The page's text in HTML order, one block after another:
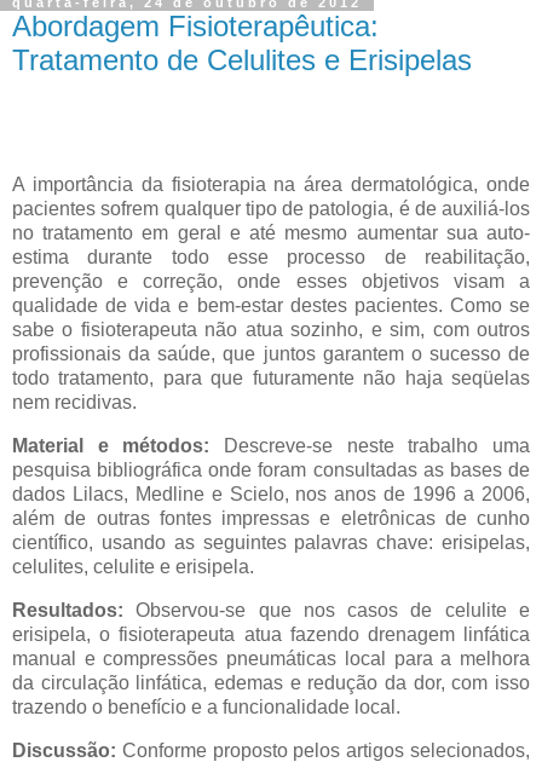
Abordagem Fisioterapêutica:
Tratamento de Celulites e Erisipelas
A importância da fisioterapia na área dermatológica, onde
pacientes sofrem qualquer tipo de patologia, é de auxiliá-los
no tratamento em geral e até mesmo aumentar sua auto-
estima durante todo esse processo de reabilitação,
prevenção e correção, onde esses objetivos visam a
qualidade de vida e bem-estar destes pacientes. Como se
sabe o fisioterapeuta não atua sozinho, e sim, com outros
profissionais da saúde, que juntos garantem o sucesso de
todo tratamento, para que futuramente não haja seqüelas
nem recidivas.
Material e métodos: Descreve-se neste trabalho uma
pesquisa bibliográfica onde foram consultadas as bases de
dados Lilacs, Medline e Scielo, nos anos de 1996 a 2006,
além de outras fontes impressas e eletrônicas de cunho
científico, usando as seguintes palavras chave: erisipelas,
celulites, celulite e erisipela.
Resultados: Observou-se que nos casos de celulite e
erisipela, o fisioterapeuta atua fazendo drenagem linfática
manual e compressões pneumáticas local para a melhora
da circulação linfática, edemas e redução da dor, com isso
trazendo o benefício e a funcionalidade local.
Discussão: Conforme proposto pelos artigos selecionados,